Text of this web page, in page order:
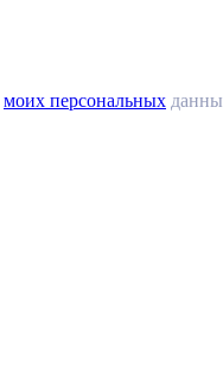
моих персональных